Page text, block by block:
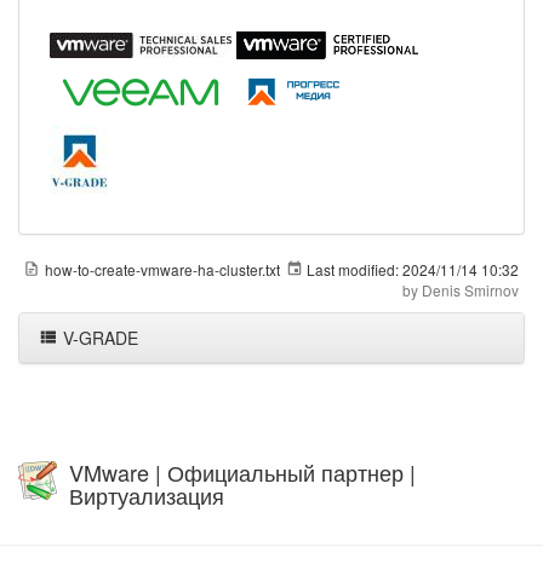
how-to-create-vmware-ha-cluster.txt Last modified:2024/11/14 10:32
by Denis Smirnov
V-GRADE
VMware | Официальный партнер |
Виртуализация